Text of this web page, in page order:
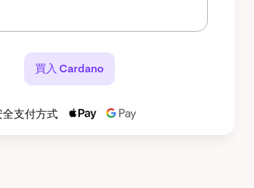
買入 Cardano
全支付方式